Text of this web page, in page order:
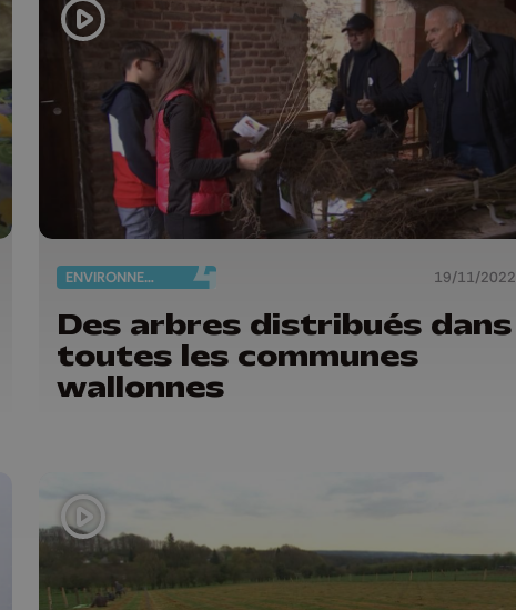
ENVIRONNEMENT 19/11/2022
Des arbres distribués dans
toutes les communes
wallonnes